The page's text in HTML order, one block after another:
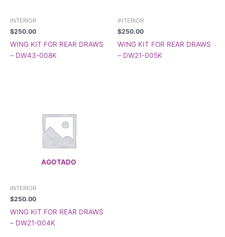
INTERIOR
$250.00
WING KIT FOR REAR DRAWS
– DW43-008K
INTERIOR
$250.00
WING KIT FOR REAR DRAWS
– DW21-005K
AGOTADO
INTERIOR
$250.00
WING KIT FOR REAR DRAWS
– DW21-004K